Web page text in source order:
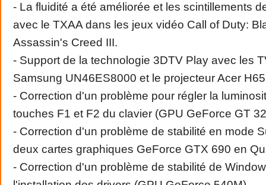
- La fluidité a été améliorée et les scintillements
avec le TXAA dans les jeux vidéo Call of Duty:
Assassin's Creed III.
- Support de la technologie 3DTV Play avec les
Samsung UN46ES8000 et le projecteur Acer
- Correction d'un problème pour régler la
touches F1 et F2 du clavier (GPU GeForce GT
- Correction d'un problème de stabilité en mode
deux cartes graphiques GeForce GTX 690 en
- Correction d'un problème de stabilité de